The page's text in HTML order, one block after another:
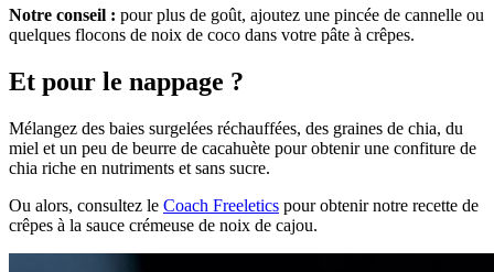
Notre conseil : pour plus de goût, ajoutez une pincée de cannelle ou
quelques flocons de noix de coco dans votre pâte à crêpes.
Et pour le nappage ?
Mélangez des baies surgelées réchauffées, des graines de chia, du
miel et un peu de beurre de cacahuète pour obtenir une confiture de
chia riche en nutriments et sans sucre.
Ou alors, consultez le Coach Freeletics pour obtenir notre recette de
crêpes à la sauce crémeuse de noix de cajou.